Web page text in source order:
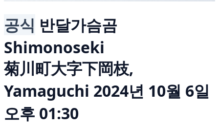
공식 반달가슴곰
Shimonoseki
菊川町大字下岡枝,
Yamaguchi 2024년 10월 6일
오후 01:30